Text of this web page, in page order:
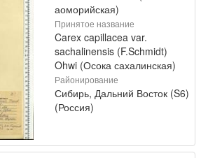
аоморийская)
Принятое название
Carex capillacea var.
sachalinensis (F.Schmidt)
Ohwi (Осока сахалинская)
Районирование
Сибирь, Дальний Восток (S6)
(Россия)